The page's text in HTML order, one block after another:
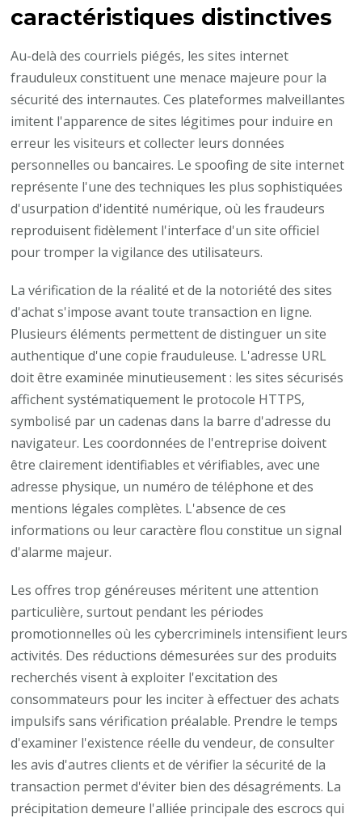
caractéristiques distinctives
Au-delà des courriels piégés, les sites internet
frauduleux constituent une menace majeure pour la
sécurité des internautes. Ces plateformes malveillantes
imitent l'apparence de sites légitimes pour induire en
erreur les visiteurs et collecter leurs données
personnelles ou bancaires. Le spoofing de site internet
représente l'une des techniques les plus sophistiquées
d'usurpation d'identité numérique, où les fraudeurs
reproduisent fidèlement l'interface d'un site officiel
pour tromper la vigilance des utilisateurs.
La vérification de la réalité et de la notoriété des sites
d'achat s'impose avant toute transaction en ligne.
Plusieurs éléments permettent de distinguer un site
authentique d'une copie frauduleuse. L'adresse URL
doit être examinée minutieusement : les sites sécurisés
affichent systématiquement le protocole HTTPS,
symbolisé par un cadenas dans la barre d'adresse du
navigateur. Les coordonnées de l'entreprise doivent
être clairement identifiables et vérifiables, avec une
adresse physique, un numéro de téléphone et des
mentions légales complètes. L'absence de ces
informations ou leur caractère flou constitue un signal
d'alarme majeur.
Les offres trop généreuses méritent une attention
particulière, surtout pendant les périodes
promotionnelles où les cybercriminels intensifient leurs
activités. Des réductions démesurées sur des produits
recherchés visent à exploiter l'excitation des
consommateurs pour les inciter à effectuer des achats
impulsifs sans vérification préalable. Prendre le temps
d'examiner l'existence réelle du vendeur, de consulter
les avis d'autres clients et de vérifier la sécurité de la
transaction permet d'éviter bien des désagréments. La
précipitation demeure l'alliée principale des escrocs qui